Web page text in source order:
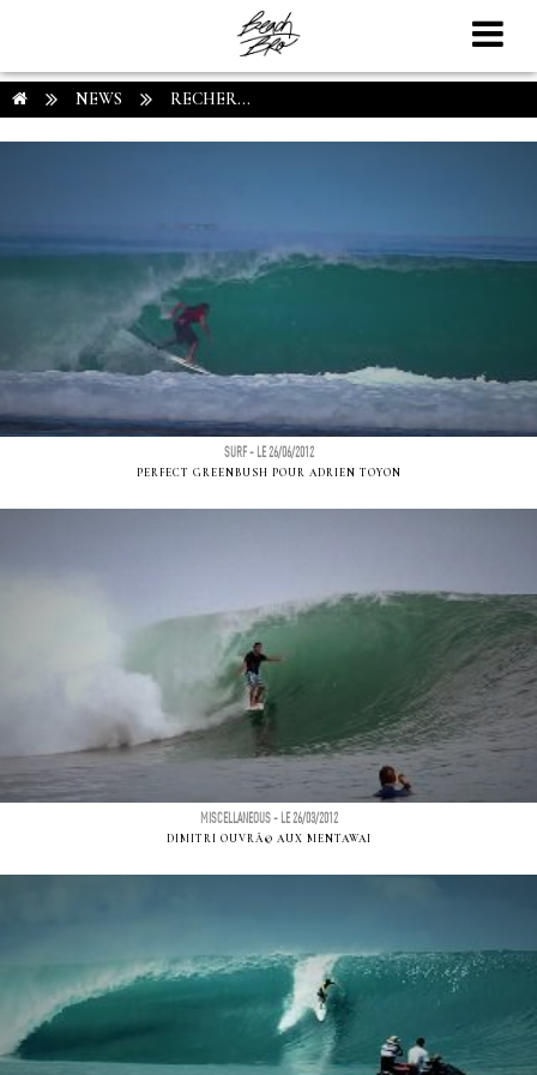
NEWS RECHER...
SURF - LE 26/06/2012
PERFECT GREENBUSH POUR ADRIEN TOYON
MISCELLANEOUS - LE 26/03/2012
DIMITRI OUVRÃ© AUX MENTAWAI